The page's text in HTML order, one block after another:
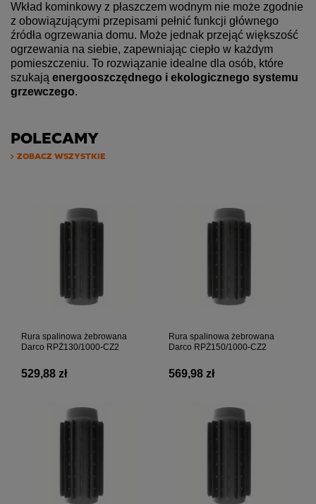
Wkład kominkowy z płaszczem wodnym nie może zgodnie
z obowiązującymi przepisami pełnić funkcji głównego
źródła ogrzewania domu. Może jednak przejąć większość
ogrzewania na siebie, zapewniając ciepło w każdym
pomieszczeniu. To rozwiązanie idealne dla osób, które
szukają energooszczędnego i ekologicznego systemu
grzewczego.
POLECAMY
ZOBACZ WSZYSTKIE
Rura spalinowa żebrowana
Darco RPŻ130/1000-CZ2
529,88 zł
Rura spalinowa żebrowana
Darco RPŻ150/1000-CZ2
569,98 zł